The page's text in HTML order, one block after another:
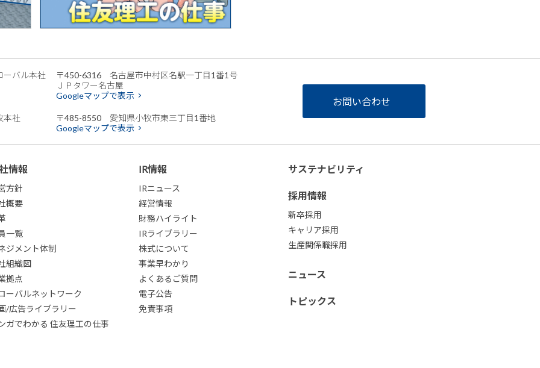
ーバル本社
〒450-6316 名古屋市中村区名駅一丁目1番1号
ＪＰタワー名古屋
Googleマップで表示
本社
〒485-8550 愛知県小牧市東三丁目1番地
Googleマップで表示
お問い合わせ
情報
方針
概要
一覧
ジメント体制
組織図
拠点
ーバルネットワーク
/広告ライブラリー
ガでわかる 住友理工の仕事
IR情報
IRニュース
経営情報
財務ハイライト
IRライブラリー
株式について
事業早わかり
よくあるご質問
電子公告
免責事項
サステナビリティ
採用情報
新卒採用
キャリア採用
生産関係職採用
ニュース
トピックス